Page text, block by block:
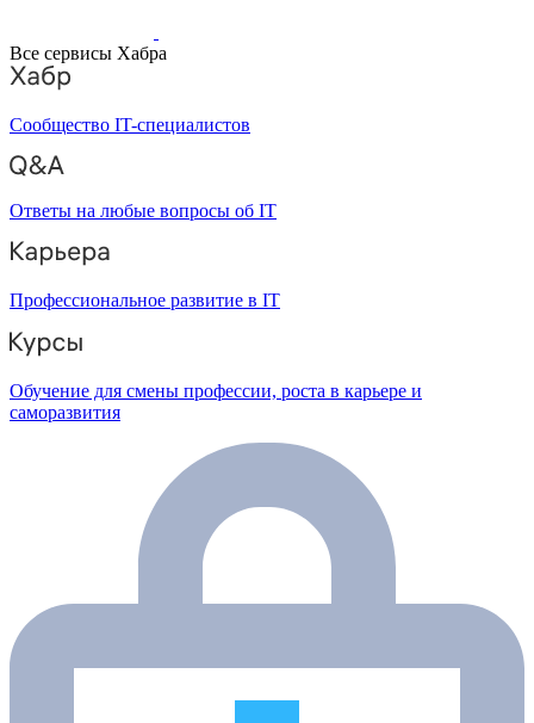
Все сервисы Хабра
Сообщество IT-специалистов
Ответы на любые вопросы об IT
Профессиональное развитие в IT
Обучение для смены профессии, роста в карьере и
саморазвития